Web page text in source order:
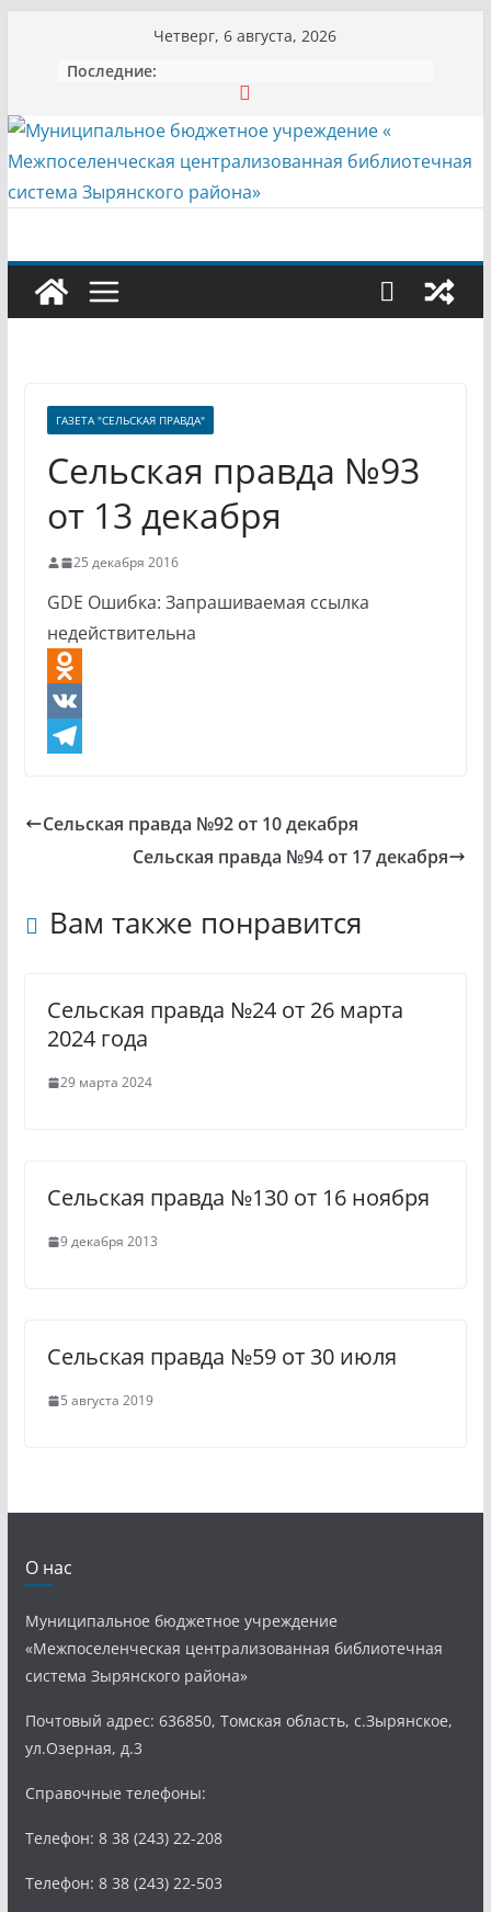
содержимому
Четверг, 6 августа, 2026
Последние:
ГАЗЕТА "СЕЛЬСКАЯ ПРАВДА"
Сельская правда №93
от 13 декабря
25 декабря 2016
GDE Ошибка: Запрашиваемая ссылка
недействительна
O
d
a
n
i
k
V
g
m
Сельская правда №92 от 10 декабря
Сельская правда №94 от 17 декабря
Вам также понравится
Сельская правда №24 от 26 марта
2024 года
29 марта 2024
Сельская правда №130 от 16 ноября
9 декабря 2013
Сельская правда №59 от 30 июля
5 августа 2019
О нас
Муниципальное бюджетное учреждение
«Межпоселенческая централизованная библиотечная
система Зырянского района»
Почтовый адрес: 636850, Томская область, с.Зырянское,
ул.Озерная, д.3
Справочные телефоны:
Телефон: 8 38 (243) 22-208
Телефон: 8 38 (243) 22-503